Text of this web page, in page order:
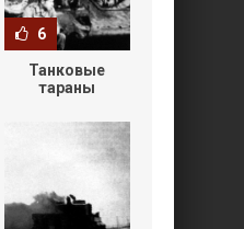
6
Танковые
тараны